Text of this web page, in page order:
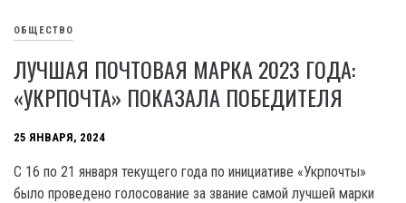
ОБЩЕСТВО
ЛУЧШАЯ ПОЧТОВАЯ МАРКА 2023 ГОДА:
«УКРПОЧТА» ПОКАЗАЛА ПОБЕДИТЕЛЯ
25 ЯНВАРЯ, 2024
C 16 по 21 января текущего года по инициативе «Укрпочты»
было проведено голосование за звание самой лучшей марки